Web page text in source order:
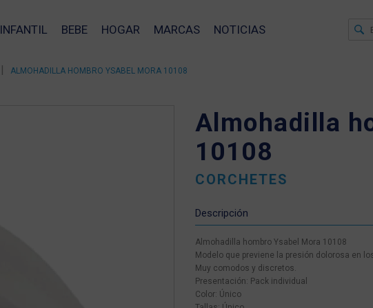
INFANTIL BEBE HOGAR MARCAS NOTICIAS
| ALMOHADILLA HOMBRO YSABEL MORA 10108
Almohadilla
10108
CORCHETES
Descripción
Almohadilla hombro Ysabel Mora 10108
Modelo que previene la presión dolorosa en
Muy comodos y discretos.
Presentación: Pack individual
Color: Único